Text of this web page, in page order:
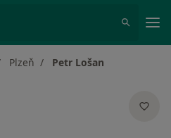
Plzeň Petr Lošan